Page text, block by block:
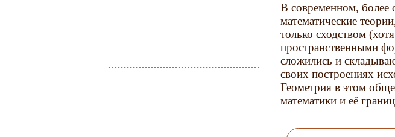
В современном, более
математические
только сходством
пространственными
сложились и
своих построениях
Геометрия в этом
математики и её